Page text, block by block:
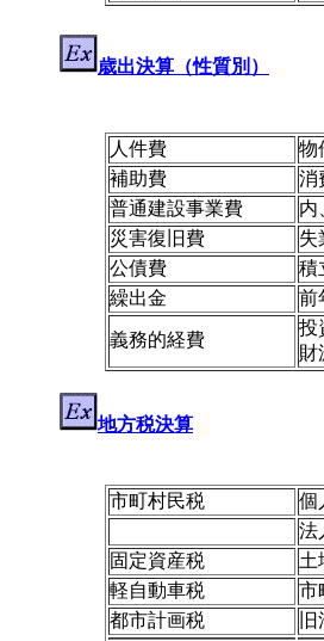
歳出決算（性質別）
人件費 物
補助費
消
普通建設事業費
内
災害復旧費
失
公債費
積
繰出金
前
義務的経費
投
財
地方税決算
市町村民税 個
法
固定資産税
土
軽自動車税
市
都市計画税